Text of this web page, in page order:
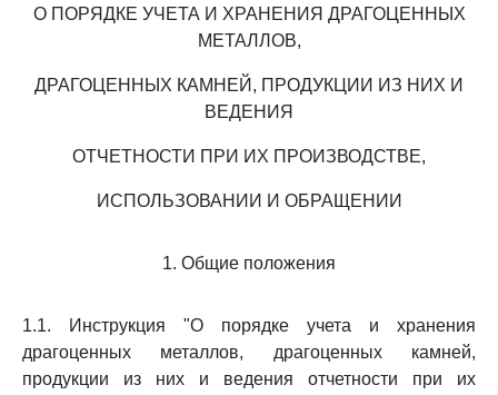
О ПОРЯДКЕ УЧЕТА И ХРАНЕНИЯ ДРАГОЦЕННЫХ
МЕТАЛЛОВ,
ДРАГОЦЕННЫХ КАМНЕЙ, ПРОДУКЦИИ ИЗ НИХ И
ВЕДЕНИЯ
ОТЧЕТНОСТИ ПРИ ИХ ПРОИЗВОДСТВЕ,
ИСПОЛЬЗОВАНИИ И ОБРАЩЕНИИ
1. Общие положения
1.1. Инструкция "О порядке учета и хранения
драгоценных металлов, драгоценных камней,
продукции из них и ведения отчетности при их